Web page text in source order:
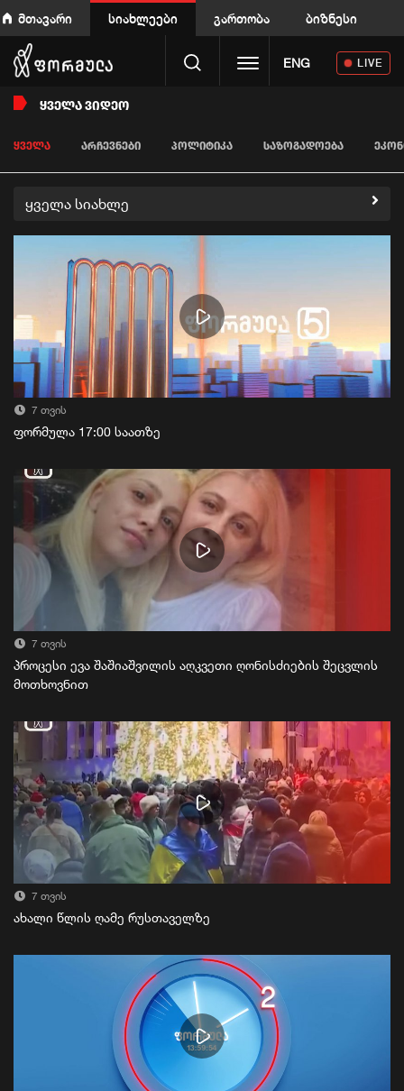
მთავარი სიახლეები გართობა ბიზნესი
Toggle navigation
ENG LIVE
ᲧᲕᲔᲚᲐ ᲕᲘᲓᲔᲝ
ᲧᲕᲔᲚᲐ ᲐᲠᲩᲔᲕᲜᲔᲑᲘ ᲞᲝᲚᲘᲢᲘᲙᲐ ᲡᲐᲖᲝᲒᲐᲓᲝᲔᲑᲐ
ყველა სიახლე
7 თვის
ფორმულა 17:00 საათზე
7 თვის
პროცესი ევა შაშიაშვილის აღკვეთი ღონისძიების შეცვლის
მოთხოვნით
7 თვის
ახალი წლის ღამე რუსთაველზე